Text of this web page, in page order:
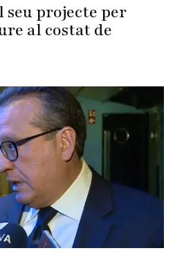
seu projecte per
al costat de